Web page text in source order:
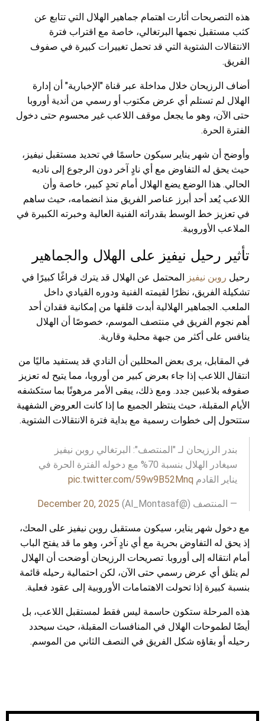
هذه التصريحات أثارت اهتمام جماهير الهلال التي تتابع عن
كثب مستقبل نجمها البرتغالي، خاصة مع اقتراب فترة
الانتقالات الشتوية التي قد تحمل تغييرات كبيرة في صفوف
الفريق.
أضاف الرزيحان خلال مداخلة عبر قناة "الإخبارية" أن إدارة
الهلال لم تستلم أي عرض مكتوب أو رسمي من أندية أوروبا
حتى الآن، وهو ما يجعل موقف اللاعب غير محسوم حتى دخول
الفترة الحرة.
وأوضح أن شهر يناير سيكون حاسمًا في تحديد مستقبل نيفيز،
حيث يحق له التفاوض مع أي نادٍ آخر دون الرجوع إلى ناديه
الحالي. هذا الوضع يضع الهلال أمام تحدٍ كبير، خاصة وأن
اللاعب يُعد أحد أبرز عناصر الفريق منذ انضمامه، حيث ساهم
في تعزيز خط الوسط بقدراته الفنية العالية وخبرته الكبيرة في
الملاعب الأوروبية.
تأثير رحيل نيفيز على الهلال والجماهير
رحيل روبن نيفيز
المحتمل عن الهلال قد يترك فراغًا كبيرًا في
تشكيلة الفريق، نظرًا لقيمته الفنية ودوره القيادي داخل
الملعب. الجماهير الهلالية أبدت قلقها من إمكانية فقدان أحد
أهم نجوم الفريق في منتصف الموسم، خصوصًا أن الهلال
ينافس على أكثر من جبهة محلية وقارية.
في المقابل، يرى بعض المحللين أن النادي قد يستفيد ماليًا من
انتقال اللاعب إذا جاء بعرض كبير من أوروبا، مما يتيح له تعزيز
صفوفه بلاعبين جدد. ومع ذلك، يبقى الأمر مرهونًا بما ستكشفه
الأيام المقبلة، حيث ينتظر الجميع ما إذا كانت العروض الشفهية
ستتحول إلى خطوات رسمية مع بداية فترة الانتقالات الشتوية.
بندر الرزيحان لـ "المنتصف": البرتغالي روبن نيفيز
سيغادر الهلال بنسبة 70% مع دخوله الفترة الحرة في
يناير القادم pic.twitter.com/59w9B52Mnq
— المنتصف (@Al_Montasaf) December 20, 2025
مع دخول شهر يناير، سيكون مستقبل روبن نيفيز على المحك،
إذ يحق له التفاوض بحرية مع أي نادٍ آخر، وهو ما قد يفتح الباب
أمام انتقاله إلى أوروبا. تصريحات الرزيحان أوضحت أن الهلال
لم يتلق أي عرض رسمي حتى الآن، لكن احتمالية رحيله قائمة
بنسبة كبيرة إذا تحولت الاهتمامات الأوروبية إلى عقود فعلية.
هذه المرحلة ستكون حاسمة ليس فقط لمستقبل اللاعب، بل
أيضًا لطموحات الهلال في المنافسات المقبلة، حيث سيحدد
رحيله أو بقاؤه شكل الفريق في النصف الثاني من الموسم.